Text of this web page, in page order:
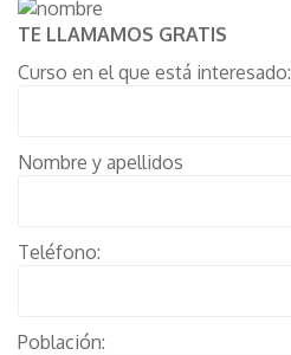
TE LLAMAMOS GRATIS
Curso en el que está interesado:
Nombre y apellidos
Teléfono:
Población: